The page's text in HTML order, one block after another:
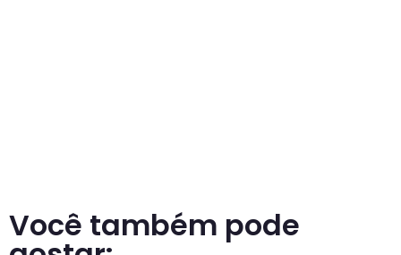
Você também pode